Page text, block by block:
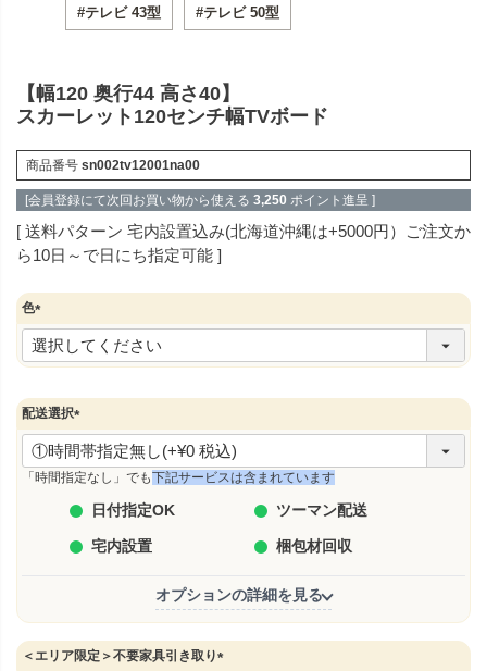
#テレビ 43型 #テレビ 50型
【幅120 奥行44 高さ40】
スカーレット120センチ幅TVボード
商品番号 sn002tv12001na00
[会員登録にて次回お買い物から使える 3,250 ポイント進呈 ]
送料パターン 宅内設置込み(北海道沖縄は+5000円）ご注文か
ら10日～で日にち指定可能
色
(
必
須
配送選択
(
必
須
「時間指定なし」でも下記サービスは含まれています
日付指定OK ツーマン配送
宅内設置 梱包材回収
オプションの詳細を見る
＜エリア限定＞不要家具引き取り